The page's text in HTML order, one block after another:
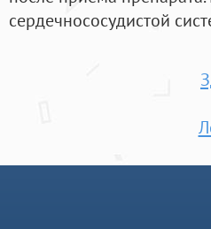
сердечнососудистой